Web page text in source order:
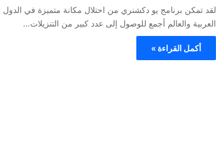
لقد تمكن برنامج يو دكشنري من احتلال مكانة متميزة في الدول
العربية والعالم أجمع للوصول إلى عدد كبير من التنزيلات…
أكمل القراءة »